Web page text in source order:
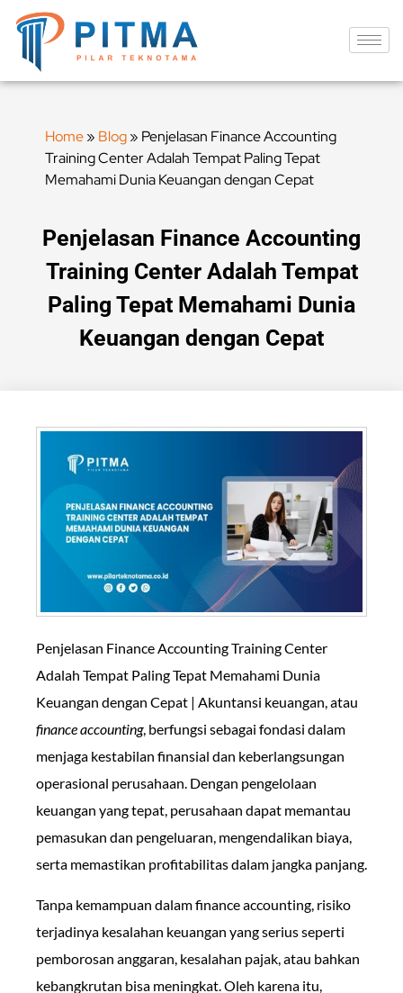
Home» Blog» Penjelasan Finance Accounting
Training Center Adalah Tempat Paling Tepat
Memahami Dunia Keuangan dengan Cepat
Penjelasan Finance Accounting
Training Center Adalah Tempat
Paling Tepat Memahami Dunia
Keuangan dengan Cepat
Penjelasan Finance Accounting Training Center
Adalah Tempat Paling Tepat Memahami Dunia
Keuangan dengan Cepat | Akuntansi keuangan, atau
finance accounting, berfungsi sebagai fondasi dalam
menjaga kestabilan finansial dan keberlangsungan
operasional perusahaan. Dengan pengelolaan
keuangan yang tepat, perusahaan dapat memantau
pemasukan dan pengeluaran, mengendalikan biaya,
serta memastikan profitabilitas dalam jangka panjang.
Tanpa kemampuan dalam finance accounting, risiko
terjadinya kesalahan keuangan yang serius seperti
pemborosan anggaran, kesalahan pajak, atau bahkan
kebangkrutan bisa meningkat. Oleh karena itu,